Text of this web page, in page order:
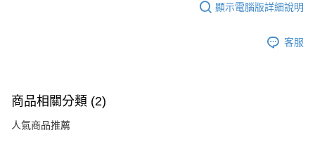
顯示電腦版詳細說明
客服
商品相關分類 (2)
人氣商品推薦